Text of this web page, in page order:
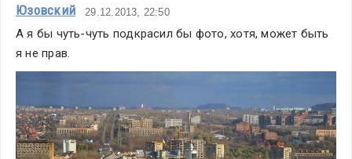
Юзовский 29.12.2013, 22:50
А я бы чуть-чуть подкрасил бы фото, хотя, может быть
я не прав.